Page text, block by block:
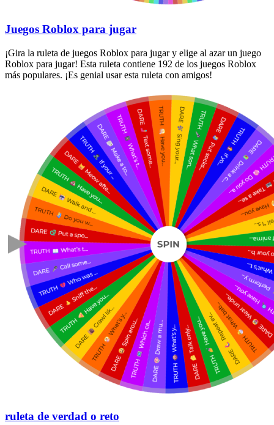
Juegos Roblox para jugar
¡Gira la ruleta de juegos Roblox para jugar y elige al azar un juego
Roblox para jugar! Esta ruleta contiene 192 de los juegos Roblox
más populares. ¡Es genial usar esta ruleta con amigos!
ruleta de verdad o reto